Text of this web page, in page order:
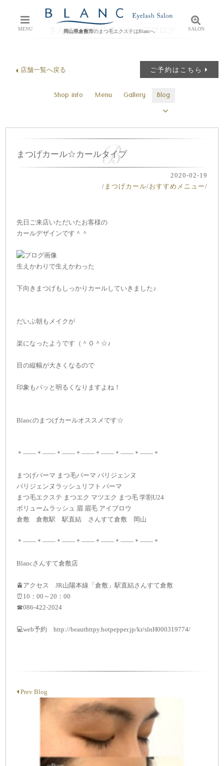
MENU 岡山県倉敷市のまつ毛エクステはBlancへ SALON
さんすて倉敷店のスタッフブログ
ご予約はこちら
店舗一覧へ戻る
Shop info Menu Gallery Blog
まつげカール☆カールタイプ
2020-02-19
/ まつげカール/おすすめメニュー/
先日ご来店いただいたお客様の
カールデザインです＾＾
生えかわりで生えかわった
下向きまつげもしっかりカールしていきました♪
だいぶ朝もメイクが
楽になったようです（＾Ｏ＾☆♪
目の縦幅が大きくなるので
印象もパッと明るくなりますよね！
Blancのまつげカールオススメです☆
＊——＊——＊——＊——＊——＊——＊——＊
まつげパーマ まつ毛パーマ パリジェンヌ
パリジェンヌラッシュリフト パーマ
まつ毛エクステ まつエク マツエク まつ毛 学割U24
ボリュームラッシュ 眉 眉毛 アイブロウ
倉敷 倉敷駅 駅直結 さんすて倉敷 岡山
＊——＊——＊——＊——＊——＊——＊——＊
Blancさんすて倉敷店
🚊アクセス JR山陽本線「倉敷」駅直結さんすて倉敷
⏰10：00～20：00
☎086-422-2024
💻web予約 http://beauthttpy.hotpepper.jp/kr/slnH000319774/
Prev Blog